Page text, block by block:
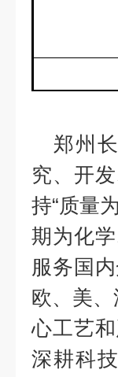
郑州
究、开
持“质量
期为化
服务国
欧、美
心工艺
深耕科